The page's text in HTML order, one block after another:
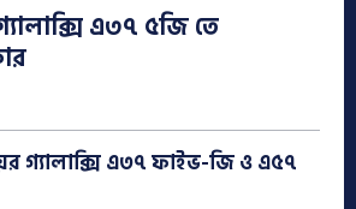
এ৩৭ ৫জি তে
গ্যালাক্সি এ৩৭ ফাইভ-জি ও এ৫৭